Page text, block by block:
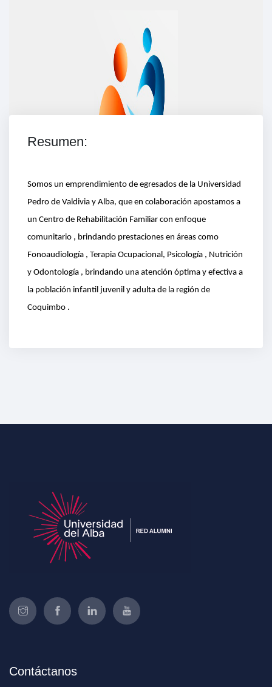
Resumen:
Somos un emprendimiento de egresados de la Universidad
Pedro de Valdivia y Alba, que en colaboración apostamos a
un Centro de Rehabilitación Familiar con enfoque
comunitario , brindando prestaciones en áreas como
Fonoaudiología , Terapia Ocupacional, Psicología , Nutrición
y Odontología , brindando una atención óptima y efectiva a
la población infantil juvenil y adulta de la región de
Coquimbo .
Contáctanos